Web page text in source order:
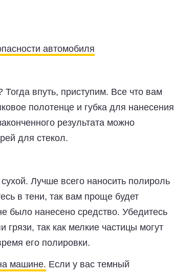
автомобиля
Тогда впуть, приступим. Все что вам
полотенце и губка для нанесения
результата можно
для стекол.
Лучше всего наносить полироль
в тени, так вам проще будет
было нанесено средство. Убедитесь
грязи, так как мелкие частицы могут
его полировки.
машине. Если у вас темный